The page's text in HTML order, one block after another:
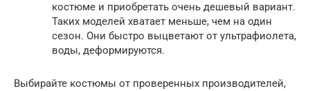
костюме и приобретать очень дешевый вариант.
Таких моделей хватает меньше, чем на один
сезон. Они быстро выцветают от ультрафиолета,
воды, деформируются.
Выбирайте костюмы от проверенных производителей,